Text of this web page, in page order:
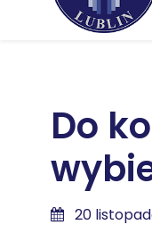
Do
20